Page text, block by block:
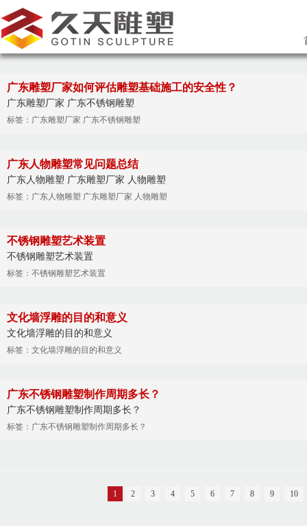
广东雕塑厂家如何评估雕塑基础施工的安全性？
广东雕塑厂家 广东不锈钢雕塑
标签：广东雕塑厂家 广东不锈钢雕塑
广东人物雕塑常见问题总结
广东人物雕塑 广东雕塑厂家 人物雕塑
标签：广东人物雕塑 广东雕塑厂家 人物雕塑
不锈钢雕塑艺术装置
不锈钢雕塑艺术装置
标签：不锈钢雕塑艺术装置
文化墙浮雕的目的和意义
文化墙浮雕的目的和意义
标签：文化墙浮雕的目的和意义
广东不锈钢雕塑制作周期多长？
广东不锈钢雕塑制作周期多长？
标签：广东不锈钢雕塑制作周期多长？
1 2 3 4 5 6 7 8 9 10